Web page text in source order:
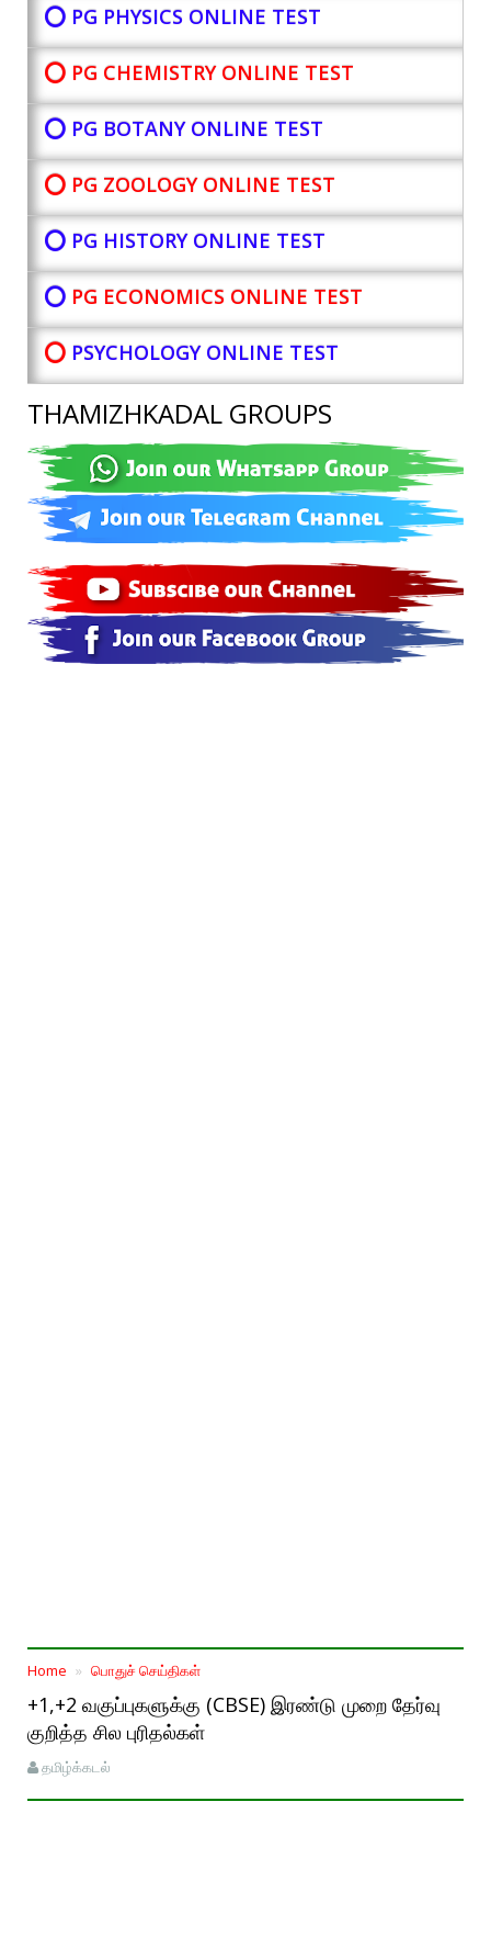
⭕ PG PHYSICS ONLINE TEST
⭕ PG CHEMISTRY ONLINE TEST
⭕ PG BOTANYONLINE TEST
⭕ PG ZOOLOGY ONLINE TEST
⭕ PG HISTORY ONLINE TEST
⭕ PG ECONOMICS ONLINE TEST
⭕ PSYCHOLOGY ONLINE TEST
THAMIZHKADAL GROUPS
Home பொதுச் செய்திகள்
+1,+2 வகுப்புகளுக்கு (CBSE) இரண்டு முறை தேர்வு
குறித்த சில புரிதல்கள்
தமிழ்க்கடல்